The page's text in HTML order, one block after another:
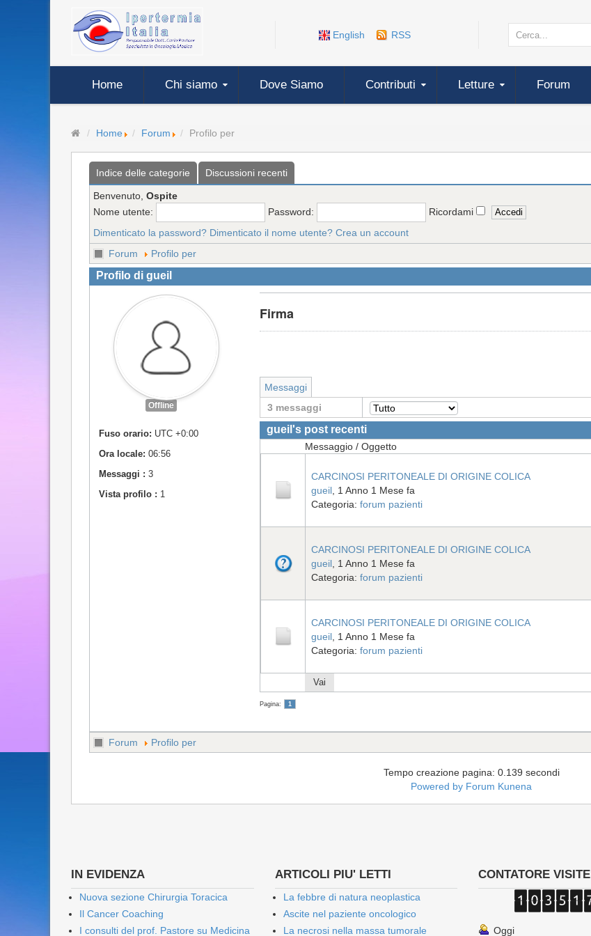
English RSS
Home Chi siamo Dove Siamo Contributi Letture Forum
Home Forum Profilo per
Indice delle categorie Discussioni recenti
Benvenuto, Ospite
Nome utente:
Password:
Ricordami
Dimenticato la password? Dimenticato il nome utente? Crea un account
Forum
Profilo per
Profilo di gueil
Offline
Fuso orario: UTC +0:00
Ora locale: 06:56
Messaggi : 3
Vista profilo : 1
Firma
Messaggi
3 messaggi
gueil's post recenti
Messaggio / Oggetto
Vai
CARCINOSI PERITONEALE DI ORIGINE COLICA
gueil , 1 Anno 1 Mese fa
Categoria: forum pazienti
CARCINOSI PERITONEALE DI ORIGINE COLICA
gueil , 1 Anno 1 Mese fa
Categoria: forum pazienti
CARCINOSI PERITONEALE DI ORIGINE COLICA
gueil , 1 Anno 1 Mese fa
Categoria: forum pazienti
Pagina: 1
Forum Profilo per
Tempo creazione pagina: 0.139 secondi
Powered by Forum Kunena
IN EVIDENZA
Nuova sezione Chirurgia Toracica
Il Cancer Coaching
I consulti del prof. Pastore su Medicina
ARTICOLI PIU' LETTI
La febbre di natura neoplastica
Ascite nel paziente oncologico
La necrosi nella massa tumorale
CONTATORE VISITE
Oggi